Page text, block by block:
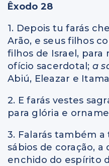
Êxodo 28
1. Depois tu farás
Arão, e seus filhos
filhos de Israel, para
ofício sacerdotal; a
Abiú, Eleazar e
2. E farás vestes
para glória e
3. Falarás também
sábios de coração,
enchido do espírito